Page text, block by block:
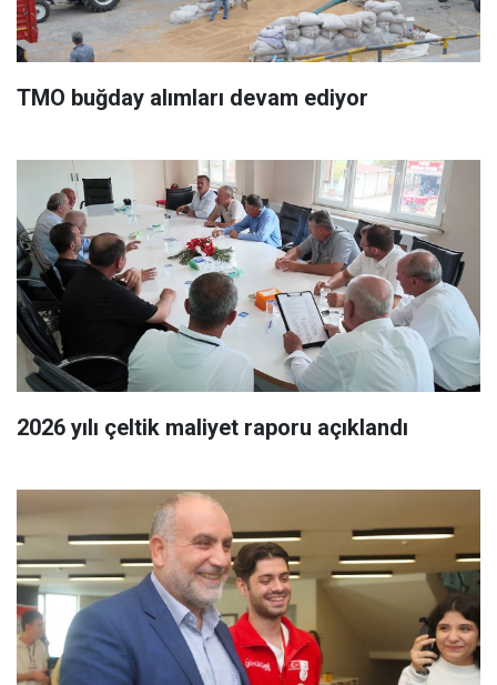
TMO buğday alımları devam ediyor
2026 yılı çeltik maliyet raporu açıklandı